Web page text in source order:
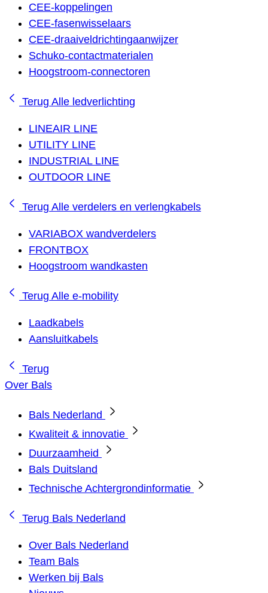
CEE-koppelingen
CEE-fasenwisselaars
CEE-draaiveldrichtingaanwijzer
Schuko-contactmaterialen
Hoogstroom-connectoren
Terug Alle ledverlichting
LINEAIR LINE
UTILITY LINE
INDUSTRIAL LINE
OUTDOOR LINE
Terug Alle verdelers en verlengkabels
VARIABOX wandverdelers
FRONTBOX
Hoogstroom wandkasten
Terug Alle e-mobility
Laadkabels
Aansluitkabels
Terug
Over Bals
Bals Nederland
Kwaliteit & innovatie
Duurzaamheid
Bals Duitsland
Technische Achtergrondinformatie
Terug Bals Nederland
Over Bals Nederland
Team Bals
Werken bij Bals